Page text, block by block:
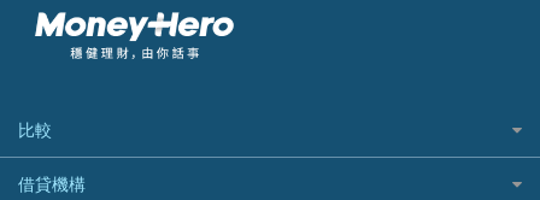
比較
私人貸款比較
借貸機構